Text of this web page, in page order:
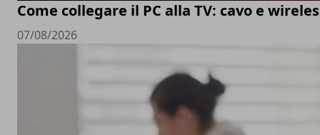
Come collegare il PC alla TV: cavo e
07/08/2026